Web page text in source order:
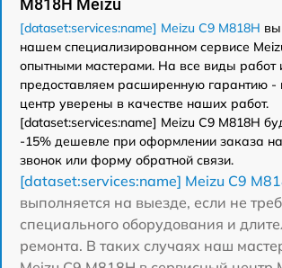
[dataset:services:name] Meizu C9 M818H
нашем специализированном сервисе
опытными мастерами. На все виды работ
предоставляем расширенную гарантию -
центр уверены в качестве наших работ.
[dataset:services:name] Meizu C9 M818H
-15% дешевле при оформлении заказа
звонок или форму обратной связи.
[dataset:services:name] Meizu C9
выполняется на выезде, если не
специального оборудования и
ремонта. В таких случаях наш